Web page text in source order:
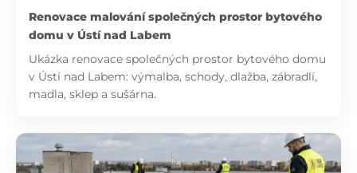
Renovace malování společných prostor bytového
domu v Ústí nad Labem
Ukázka renovace společných prostor bytového domu
v Ústí nad Labem: výmalba, schody, dlažba, zábradlí,
madla, sklep a sušárna.